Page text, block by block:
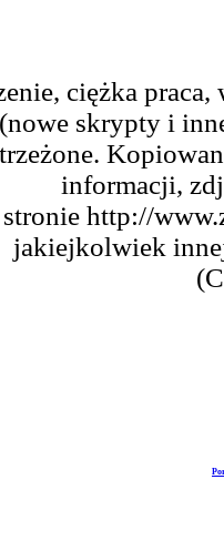
ciężka
(nowe skrypty i
informacji,
stronie http://
jakiejkolwiek